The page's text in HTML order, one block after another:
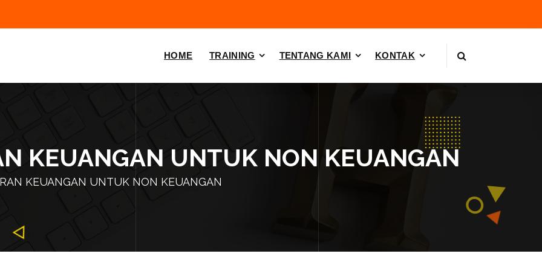
HOME TRAINING TENTANG KAMI KONTAK
KEUANGAN UNTUK NON KEUANGAN
KEUANGAN UNTUK NON KEUANGAN